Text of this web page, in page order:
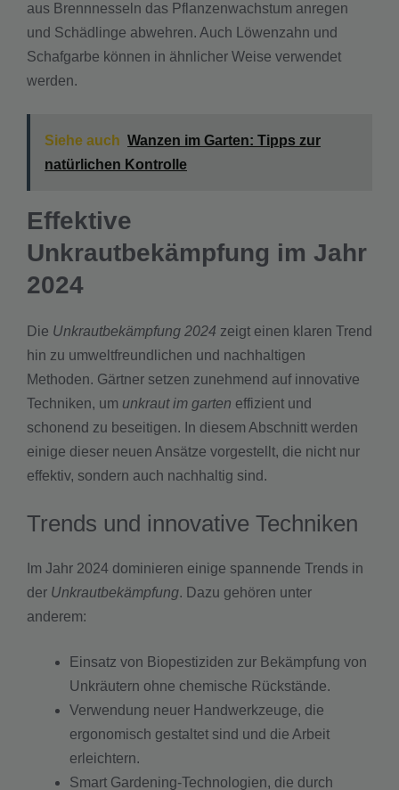
aus Brennnesseln das Pflanzenwachstum anregen
und Schädlinge abwehren. Auch Löwenzahn und
Schafgarbe können in ähnlicher Weise verwendet
werden.
Siehe auch Wanzen im Garten: Tipps zur
natürlichen Kontrolle
Effektive
Unkrautbekämpfung im Jahr
2024
Die Unkrautbekämpfung 2024 zeigt einen klaren Trend
hin zu umweltfreundlichen und nachhaltigen
Methoden. Gärtner setzen zunehmend auf innovative
Techniken, um unkraut im garten effizient und
schonend zu beseitigen. In diesem Abschnitt werden
einige dieser neuen Ansätze vorgestellt, die nicht nur
effektiv, sondern auch nachhaltig sind.
Trends und innovative Techniken
Im Jahr 2024 dominieren einige spannende Trends in
der Unkrautbekämpfung. Dazu gehören unter
anderem:
Einsatz von Biopestiziden zur Bekämpfung von
Unkräutern ohne chemische Rückstände.
Verwendung neuer Handwerkzeuge, die
ergonomisch gestaltet sind und die Arbeit
erleichtern.
Smart Gardening-Technologien, die durch